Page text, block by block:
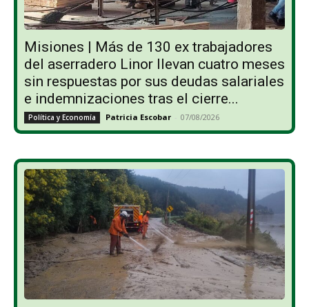
Misiones | Más de 130 ex trabajadores
del aserradero Linor llevan cuatro meses
sin respuestas por sus deudas salariales
e indemnizaciones tras el cierre...
Política y Economía Patricia Escobar - 07/08/2026